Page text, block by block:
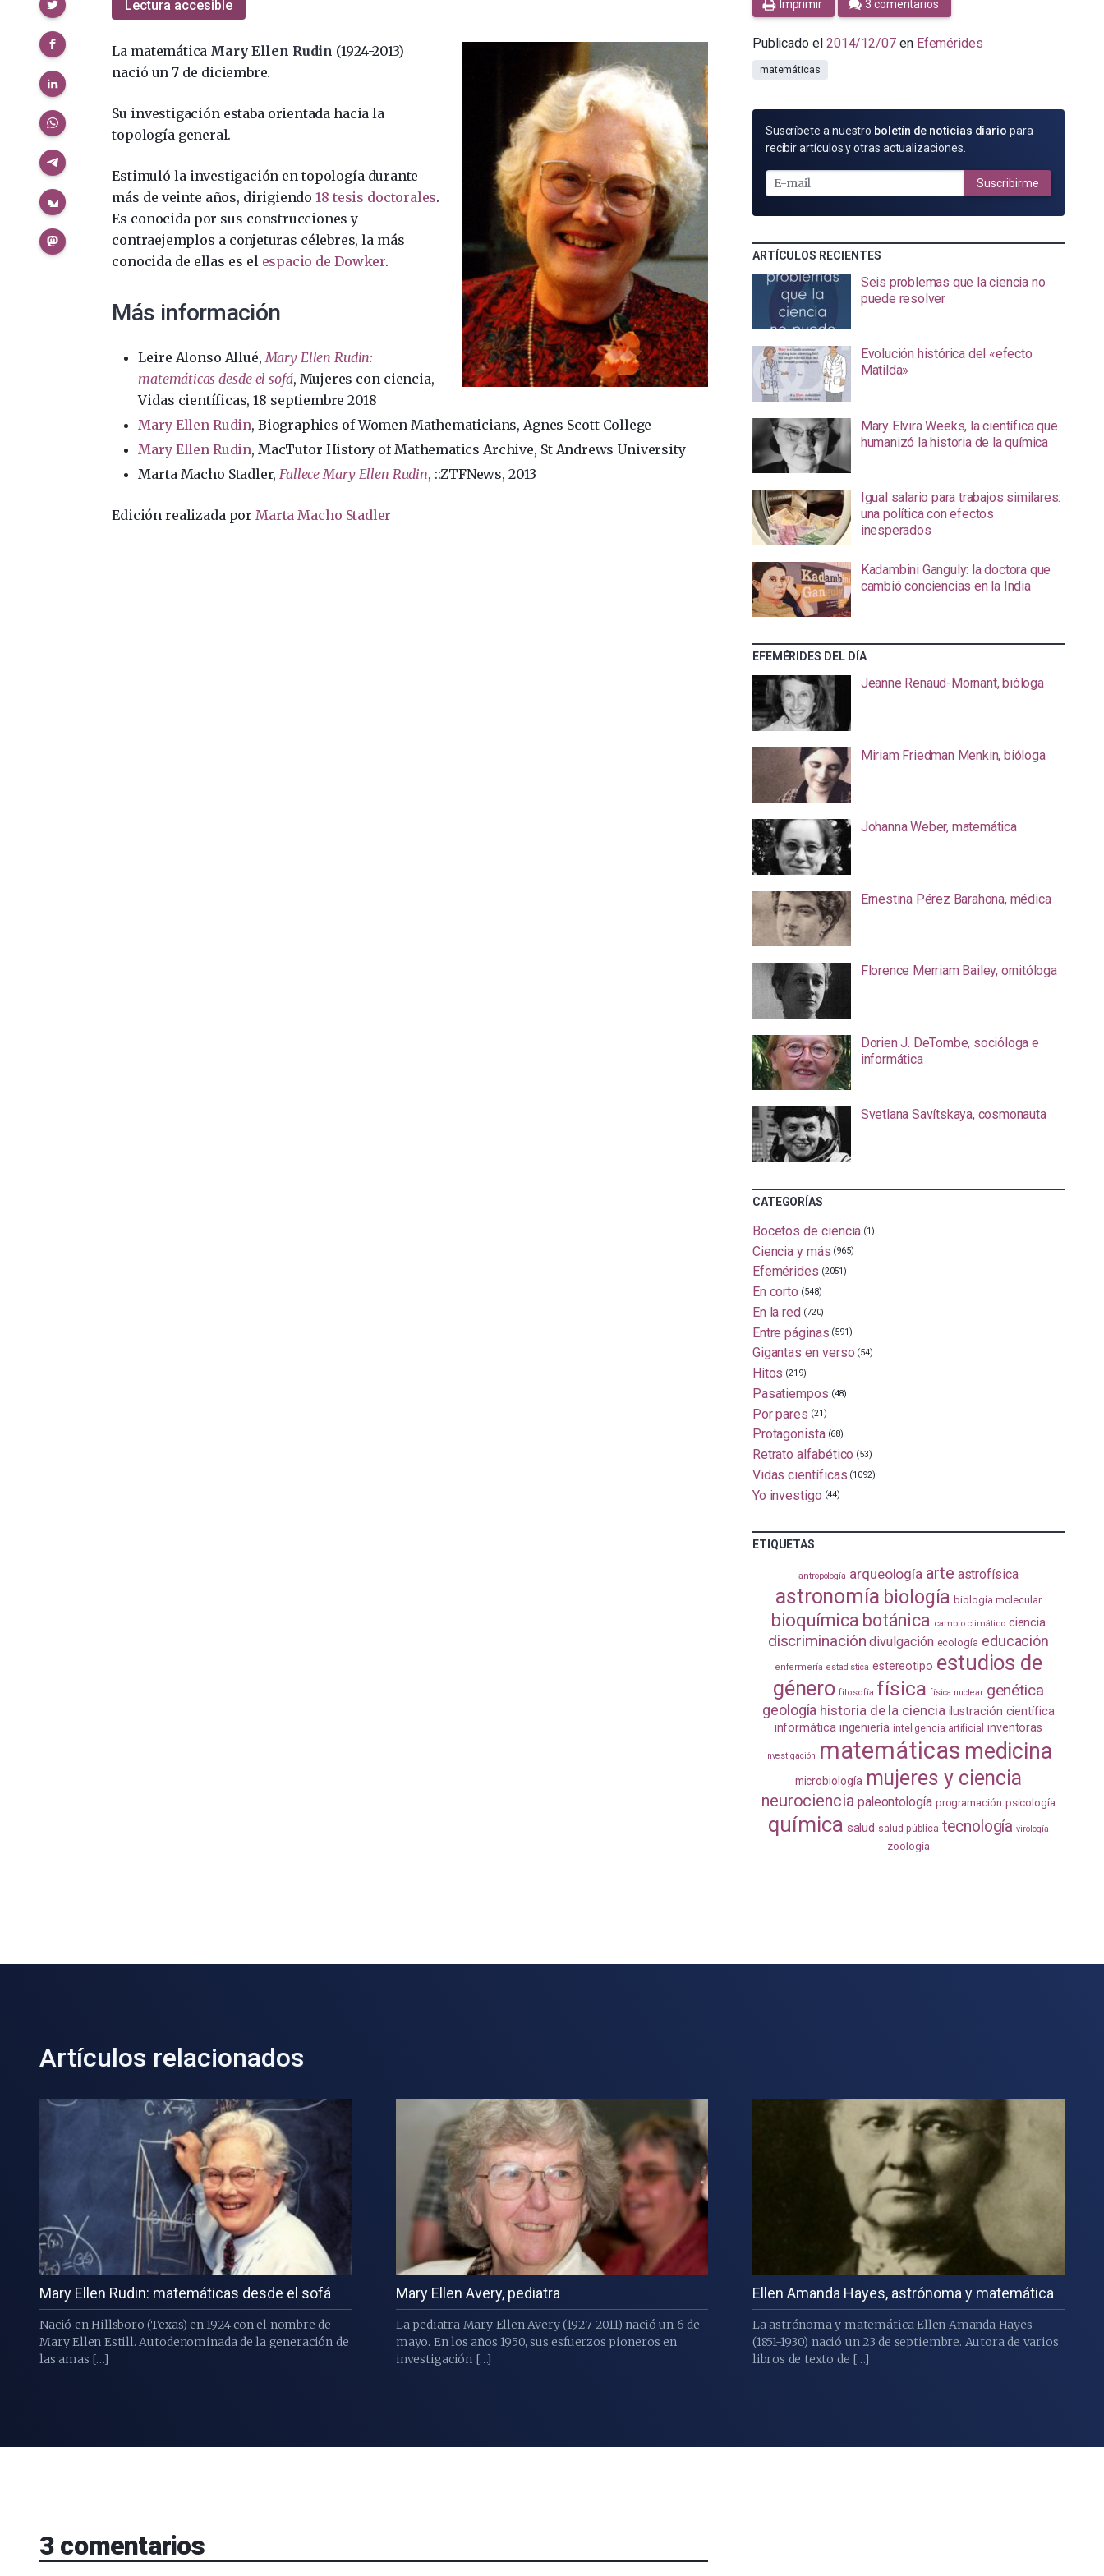
Lectura accesible
La matemática Mary Ellen Rudin (1924-2013)
nació un 7 de diciembre.
Su investigación estaba orientada hacia la
topología general.
Estimuló la investigación en topología durante
más de veinte años, dirigiendo18 tesis doctorales.
Es conocida por sus construcciones y
contraejemplos a conjeturas célebres, la más
conocida de ellas es el espacio de Dowker.
Más información
Leire Alonso Allué, Mary Ellen Rudin:
matemáticas desde el sofá, Mujeres con ciencia,
Vidas científicas, 18 septiembre 2018
Mary Ellen Rudin, Biographies of Women Mathematicians, Agnes Scott College
Mary Ellen Rudin, MacTutor History of Mathematics Archive, St Andrews University
Marta Macho Stadler, Fallece Mary Ellen Rudin, ::ZTFNews, 2013
Edición realizada por Marta Macho Stadler
Imprimir 3 comentarios
Publicado el 2014/12/07 en Efemérides
matemáticas
SUSCRÍBETE
POR
MAIL
Suscríbete a nuestro boletín de noticias diario para
recibir artículos y otras actualizaciones.
Suscribirme
ARTÍCULOS RECIENTES
Seis problemas que la ciencia no
puede resolver
Evolución histórica del «efecto
Matilda»
Mary Elvira Weeks, la científica que
humanizó la historia de la química
Igual salario para trabajos similares:
una política con efectos
inesperados
Kadambini Ganguly: la doctora que
cambió conciencias en la India
EFEMÉRIDES DEL DÍA
Jeanne Renaud-Mornant, bióloga
Miriam Friedman Menkin, bióloga
Johanna Weber, matemática
Ernestina Pérez Barahona, médica
Florence Merriam Bailey, ornitóloga
Dorien J. DeTombe, socióloga e
informática
Svetlana Savítskaya, cosmonauta
CATEGORÍAS
Bocetos de ciencia (1)
Ciencia y más (965)
Efemérides (2051)
En corto (548)
En la red (720)
Entre páginas (591)
Gigantas en verso (54)
Hitos (219)
Pasatiempos (48)
Por pares (21)
Protagonista (68)
Retrato alfabético (53)
Vidas científicas (1092)
Yo investigo (44)
ETIQUETAS
antropología arqueología arte astrofísica
astronomía biología biología molecular
bioquímica botánica cambio climático ciencia
discriminación divulgación ecología educación
enfermería estadistica estereotipo estudios de
género filosofía física física nuclear genética
geología historia de la ciencia ilustración científica
informática ingeniería inteligencia artificial inventoras
investigación matemáticas medicina
microbiología mujeres y ciencia
neurociencia paleontología programación psicología
química salud salud pública tecnología virología
zoología
Artículos relacionados
Mary Ellen Rudin: matemáticas desde el sofá
Nació en Hillsboro (Texas) en 1924 con el nombre de
Mary Ellen Estill. Autodenominada de la generación de
las amas […]
Mary Ellen Avery, pediatra
La pediatra Mary Ellen Avery (1927-2011) nació un 6 de
mayo. En los años 1950, sus esfuerzos pioneros en
investigación […]
Ellen Amanda Hayes, astrónoma y matemática
La astrónoma y matemática Ellen Amanda Hayes
(1851-1930) nació un 23 de septiembre. Autora de varios
libros de texto de […]
3 comentarios